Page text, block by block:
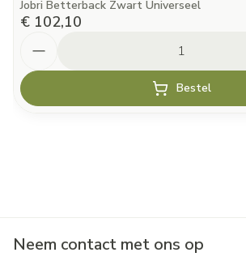
Jobri Betterback Zwart Universeel
€ 102,10
Bestel
Neem contact met ons op